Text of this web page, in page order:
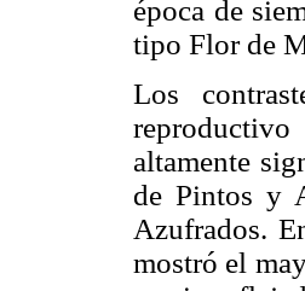
época de
tipo Flor de
Los
altamente
de Pintos y
Azufrados.
mostró el